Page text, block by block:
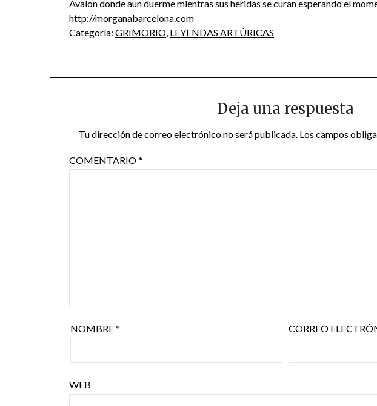
Ávalon donde aun duerme mientras sus heridas se curan esperando el
http://morganabarcelona.com
Categoría: GRIMORIO, LEYENDAS ARTÚRICAS
Deja una respuesta
Tu dirección de correo electrónico no será publicada. Los campos
COMENTARIO*
NOMBRE* CORREO
WEB